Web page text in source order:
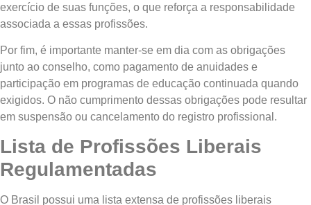
exercício de suas funções, o que reforça a responsabilidade
associada a essas profissões.
Por fim, é importante manter-se em dia com as obrigações
junto ao conselho, como pagamento de anuidades e
participação em programas de educação continuada quando
exigidos. O não cumprimento dessas obrigações pode resultar
em suspensão ou cancelamento do registro profissional.
Lista de Profissões Liberais
Regulamentadas
O Brasil possui uma lista extensa de profissões liberais